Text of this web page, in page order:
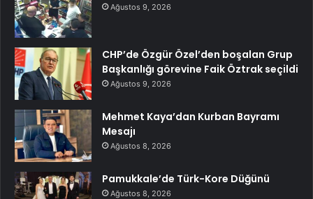
Ağustos 9, 2026
CHP’de Özgür Özel’den boşalan Grup
Başkanlığı görevine Faik Öztrak seçildi
Ağustos 9, 2026
Mehmet Kaya’dan Kurban Bayramı
Mesajı
Ağustos 8, 2026
Pamukkale’de Türk-Kore Düğünü
Ağustos 8, 2026